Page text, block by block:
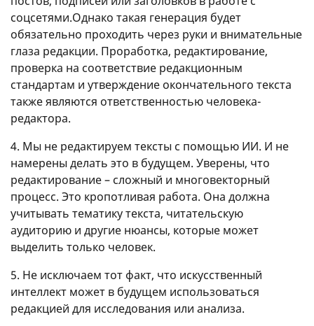
соцсетями.Однако такая генерация будет
обязательно проходить через руки и внимательные
глаза редакции. Проработка, редактирование,
проверка на соответствие редакционным
стандартам и утверждение окончательного текста
также являются ответственностью человека-
редактора.
4. Мы не редактируем тексты с помощью ИИ. И не
намерены делать это в будущем. Уверены, что
редактирование – сложный и многовекторный
процесс. Это кропотливая работа. Она должна
учитывать тематику текста, читательскую
аудиторию и другие нюансы, которые может
выделить только человек.
5. Не исключаем тот факт, что искусственный
интеллект может в будущем использоваться
редакцией для исследования или анализа.